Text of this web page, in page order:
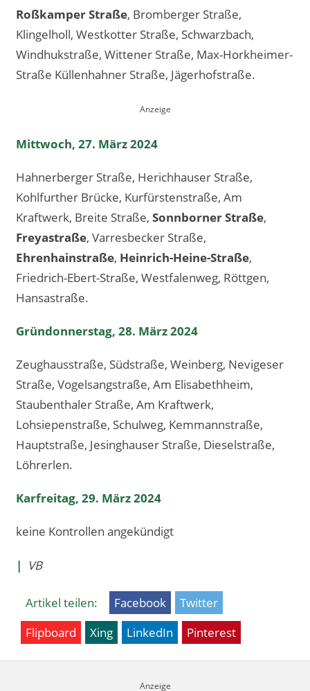
Roßkamper Straße, Bromberger Straße,
Klingelholl, Westkotter Straße, Schwarzbach,
Windhukstraße, Wittener Straße, Max-Horkheimer-
Straße Küllenhahner Straße, Jägerhofstraße.
Mittwoch, 27. März 2024
Hahnerberger Straße, Herichhauser Straße,
Kohlfurther Brücke, Kurfürstenstraße, Am
Kraftwerk, Breite Straße, Sonnborner Straße,
Freyastraße, Varresbecker Straße,
Ehrenhainstraße, Heinrich-Heine-Straße,
Friedrich-Ebert-Straße, Westfalenweg, Röttgen,
Hansastraße.
Gründonnerstag, 28. März 2024
Zeughausstraße, Südstraße, Weinberg, Nevigeser
Straße, Vogelsangstraße, Am Elisabethheim,
Staubenthaler Straße, Am Kraftwerk,
Lohsiepenstraße, Schulweg, Kemmannstraße,
Hauptstraße, Jesinghauser Straße, Dieselstraße,
Löhrerlen.
Karfreitag, 29. März 2024
keine Kontrollen angekündigt
| VB
Artikel teilen: Facebook
Twitter
Flipboard
Xing LinkedIn Pinterest